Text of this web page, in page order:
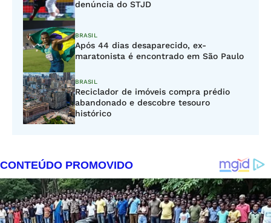
denúncia do STJD
BRASIL
Após 44 dias desaparecido, ex-
maratonista é encontrado em São Paulo
BRASIL
Reciclador de imóveis compra prédio
abandonado e descobre tesouro
histórico